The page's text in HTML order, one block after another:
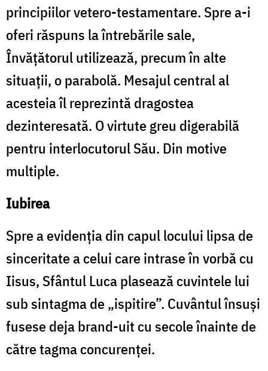
principiilor vetero-testamentare. Spre a-i
oferi răspuns la întrebările sale,
Învățătorul utilizează, precum în alte
situații, o parabolă. Mesajul central al
acesteia îl reprezintă dragostea
dezinteresată. O virtute greu digerabilă
pentru interlocutorul Său. Din motive
multiple.
Iubirea
Spre a evidenția din capul locului lipsa de
sinceritate a celui care intrase în vorbă cu
Iisus, Sfântul Luca plasează cuvintele lui
sub sintagma de „ispitire”. Cuvântul însuși
fusese deja brand-uit cu secole înainte de
către tagma concurenței.